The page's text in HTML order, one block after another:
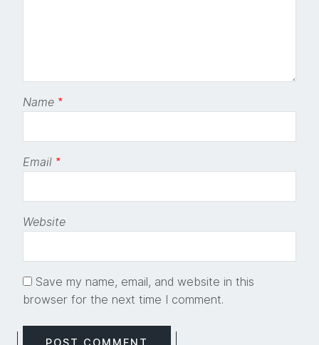
Name *
Email *
Website
Save my name, email, and website in this
browser for the next time I comment.